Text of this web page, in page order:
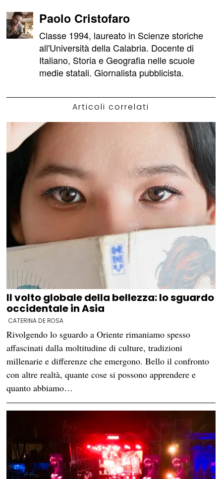
Paolo Cristofaro
Classe 1994, laureato in Scienze storiche
all'Università della Calabria. Docente di
Italiano, Storia e Geografia nelle scuole
medie statali. Giornalista pubblicista.
Articoli correlati
Il volto globale della bellezza: lo sguardo
occidentale in Asia
CATERINA DE ROSA
Rivolgendo lo sguardo a Oriente rimaniamo spesso
affascinati dalla moltitudine di culture, tradizioni
millenarie e differenze che emergono. Bello il confronto
con altre realtà, quante cose si possono apprendere e
quanto abbiamo…